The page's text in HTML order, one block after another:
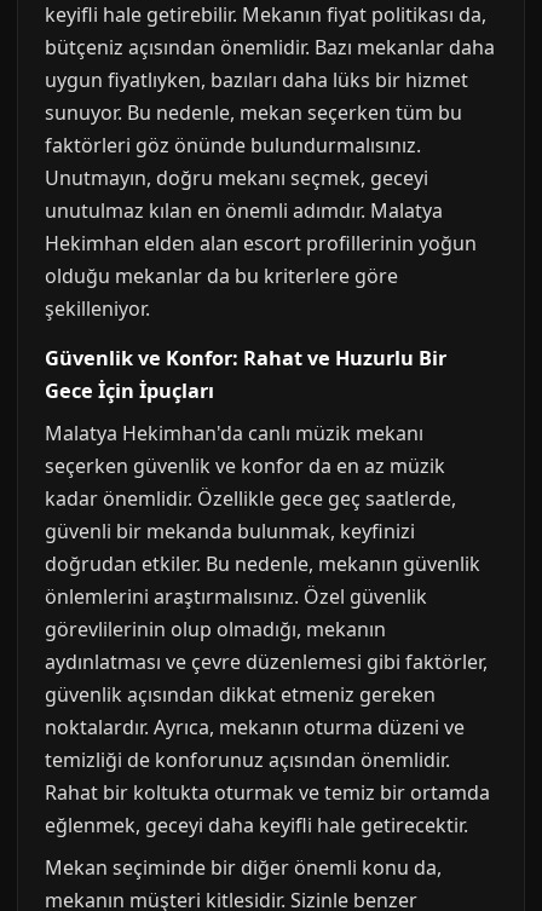
keyifli hale getirebilir. Mekanın fiyat politikası da,
bütçeniz açısından önemlidir. Bazı mekanlar daha
uygun fiyatlıyken, bazıları daha lüks bir hizmet
sunuyor. Bu nedenle, mekan seçerken tüm bu
faktörleri göz önünde bulundurmalısınız.
Unutmayın, doğru mekanı seçmek, geceyi
unutulmaz kılan en önemli adımdır. Malatya
Hekimhan elden alan escort profillerinin yoğun
olduğu mekanlar da bu kriterlere göre
şekilleniyor.
Güvenlik ve Konfor: Rahat ve Huzurlu Bir
Gece İçin İpuçları
Malatya Hekimhan'da canlı müzik mekanı
seçerken güvenlik ve konfor da en az müzik
kadar önemlidir. Özellikle gece geç saatlerde,
güvenli bir mekanda bulunmak, keyfinizi
doğrudan etkiler. Bu nedenle, mekanın güvenlik
önlemlerini araştırmalısınız. Özel güvenlik
görevlilerinin olup olmadığı, mekanın
aydınlatması ve çevre düzenlemesi gibi faktörler,
güvenlik açısından dikkat etmeniz gereken
noktalardır. Ayrıca, mekanın oturma düzeni ve
temizliği de konforunuz açısından önemlidir.
Rahat bir koltukta oturmak ve temiz bir ortamda
eğlenmek, geceyi daha keyifli hale getirecektir.
Mekan seçiminde bir diğer önemli konu da,
mekanın müşteri kitlesidir. Sizinle benzer